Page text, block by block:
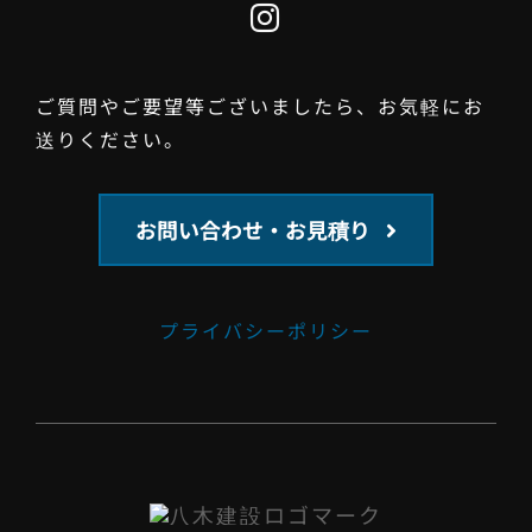
ご質問やご要望等ございましたら、お気軽にお
送りください。
お問い合わせ・お見積り
プライバシーポリシー